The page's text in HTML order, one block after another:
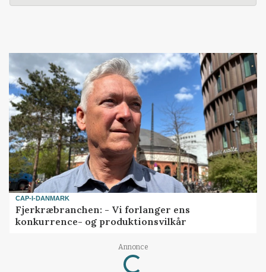
CAP-I-DANMARK
Fjerkræbranchen: - Vi forlanger ens
konkurrence- og produktionsvilkår
Annonce
Loading...